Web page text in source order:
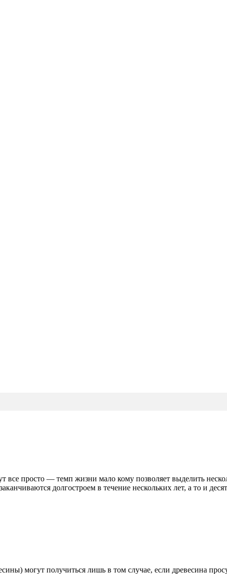
все просто — темп жизни мало кому позволяет выделить
долгостроем в течение нескольких лет, а то и
могут получиться лишь в том случае, если древесина